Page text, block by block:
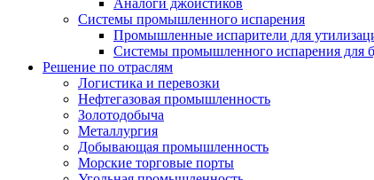
Аналоги джойстиков
Системы промышленного испарения
Промышленные испарители для
Системы промышленного испарения для
Решение по отраслям
Логистика и перевозки
Нефтегазовая промышленность
Золотодобыча
Металлургия
Добывающая промышленность
Морские торговые порты